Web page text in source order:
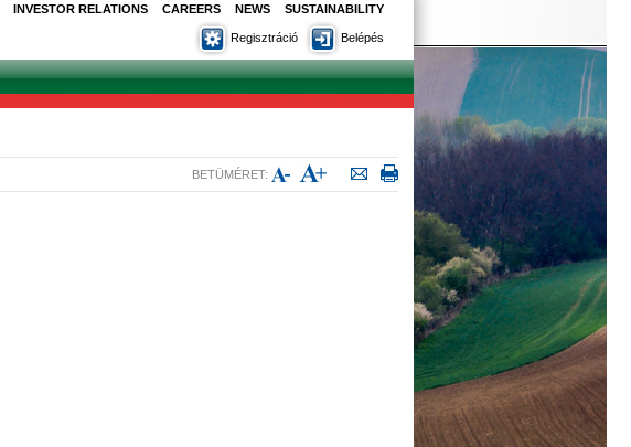
INVESTOR RELATIONS CAREERS NEWS SUSTAINABILITY
Belépés
Regisztráció
BETÜMÉRET: